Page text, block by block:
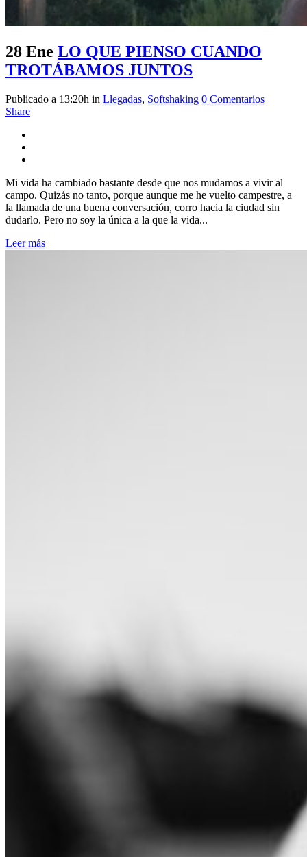
28 Ene LO QUE PIENSO CUANDO
TROTÁBAMOS JUNTOS
Publicado a 13:20h in Llegadas, Softshaking 0 Comentarios
Share
Mi vida ha cambiado bastante desde que nos mudamos a vivir al
campo. Quizás no tanto, porque aunque me he vuelto campestre, a
la llamada de una buena conversación, corro hacia la ciudad sin
dudarlo. Pero no soy la única a la que la vida...
Leer más